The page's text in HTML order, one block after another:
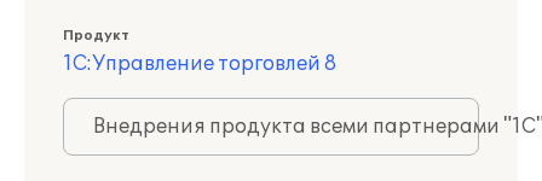
Продукт
1С:Управление торговлей 8
Внедрения продукта всеми партнерами